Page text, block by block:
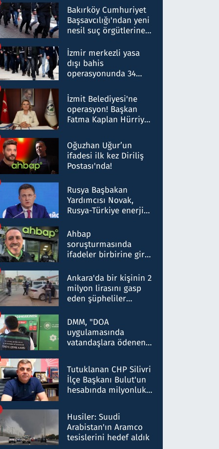
Bakırköy Cumhuriyet
Başsavcılığı'ndan yeni
nesil suç örgütlerine
hakkında gözaltı kararı
İzmir merkezli yasa
dışı bahis
operasyonunda 34
Milyar liralık para
trafiği tespit edildi
İzmit Belediyesi'ne
operasyon! Başkan
Fatma Kaplan Hürriyet
Oğuzhan Uğur’un
ifadesi ilk kez Diriliş
Postası'nda!
Rusya Başbakan
Yardımcısı Novak,
Rusya-Türkiye enerji
nitelikte olduğunu
belirtti
Ahbap
soruşturmasında
ifadeler birbirine girdi:
ifadelerinden ortaya
çıkan tablo şok etti
Ankara'da bir kişinin 2
milyon lirasını gasp
eden şüpheliler
DMM, "DOA
uygulamasında
vatandaşlara ödenen
düşürüldüğü" iddiasını
yalanladı
Tutuklanan CHP Silivri
İlçe Başkanı Bulut'un
hesabında milyonluk
talimat verdi, ben
gönderdim
Husiler: Suudi
Arabistan'ın Aramco
tesislerini hedef aldık